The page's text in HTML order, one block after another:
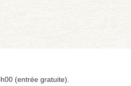
(entrée gratuite).